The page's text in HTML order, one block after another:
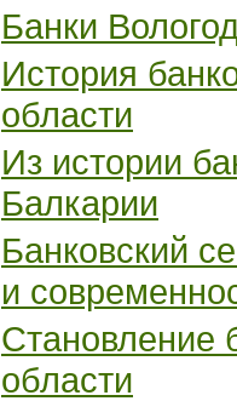
Банки
История
области
Из истории
Балкарии
Банковский
и
Становление
области